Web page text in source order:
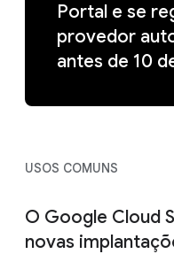
Portal e se
provedor
antes de 10
USOS COMUNS
O Google Cloud
novas